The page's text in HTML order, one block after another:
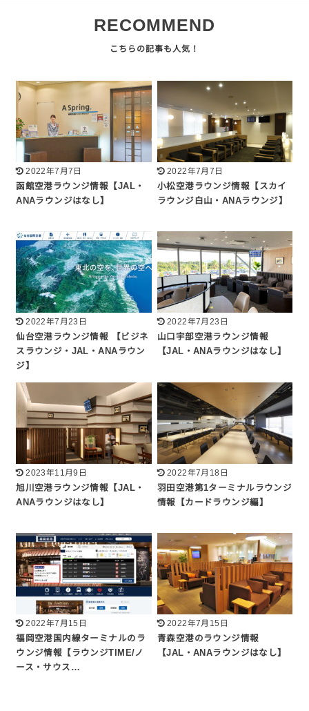
RECOMMEND
2022年7月7日
函館空港ラウンジ情報【JAL・
ANAラウンジはなし】
2022年7月7日
小松空港ラウンジ情報【スカイ
ラウンジ白山・ANAラウンジ】
2022年7月23日
仙台空港ラウンジ情報 【ビジネ
スラウンジ・JAL・ANAラウン
ジ】
2022年7月23日
山口宇部空港ラウンジ情報
【JAL・ANAラウンジはなし】
2023年11月9日
旭川空港ラウンジ情報【JAL・
ANAラウンジはなし】
2022年7月18日
羽田空港第1ターミナルラウンジ
情報【カードラウンジ編】
2022年7月15日
福岡空港国内線ターミナルのラ
ウンジ情報【ラウンジTIME/ノ
ース・サウス…
2022年7月15日
青森空港のラウンジ情報
【JAL・ANAラウンジはなし】